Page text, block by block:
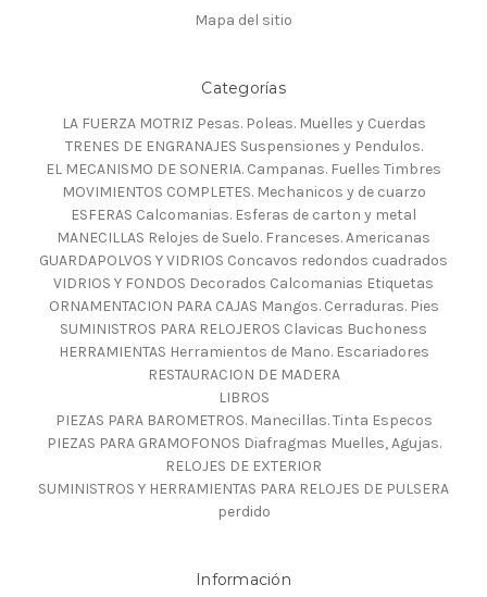
Mapa del sitio
Categorías
LA FUERZA MOTRIZ Pesas. Poleas. Muelles y Cuerdas
TRENES DE ENGRANAJES Suspensiones y Pendulos.
EL MECANISMO DE SONERIA. Campanas. Fuelles Timbres
MOVIMIENTOS COMPLETES. Mechanicos y de cuarzo
ESFERAS Calcomanias. Esferas de carton y metal
MANECILLAS Relojes de Suelo. Franceses. Americanas
GUARDAPOLVOS Y VIDRIOS Concavos redondos cuadrados
VIDRIOS Y FONDOS Decorados Calcomanias Etiquetas
ORNAMENTACION PARA CAJAS Mangos. Cerraduras. Pies
SUMINISTROS PARA RELOJEROS Clavicas Buchoness
HERRAMIENTAS Herramientos de Mano. Escariadores
RESTAURACION DE MADERA
LIBROS
PIEZAS PARA BAROMETROS. Manecillas. Tinta Especos
PIEZAS PARA GRAMOFONOS Diafragmas Muelles, Agujas.
RELOJES DE EXTERIOR
SUMINISTROS Y HERRAMIENTAS PARA RELOJES DE PULSERA
perdido
Información